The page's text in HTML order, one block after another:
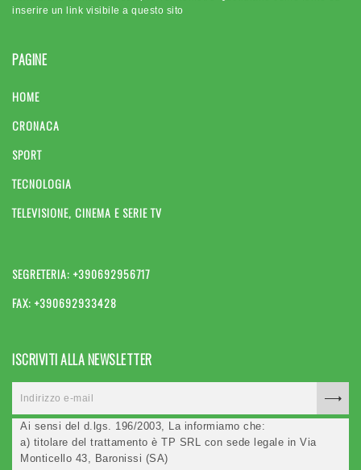
inserire un link visibile a questo sito
PAGINE
HOME
CRONACA
SPORT
TECNOLOGIA
TELEVISIONE, CINEMA E SERIE TV
SEGRETERIA: +390692956717
FAX: +390692933428
ISCRIVITI ALLA NEWSLETTER
Ai sensi del d.lgs. 196/2003, La informiamo che:
a) titolare del trattamento è TP SRL con sede legale in Via
Monticello 43, Baronissi (SA)